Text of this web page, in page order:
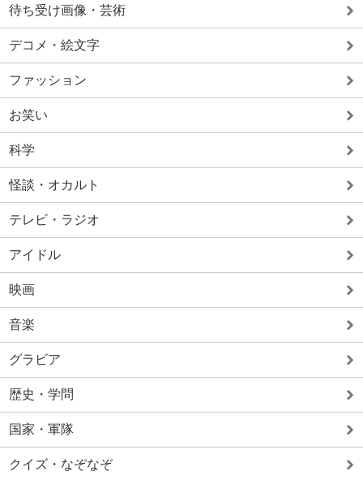
待ち受け画像・芸術
デコメ・絵文字
ファッション
お笑い
科学
怪談・オカルト
テレビ・ラジオ
アイドル
映画
音楽
グラビア
歴史・学問
国家・軍隊
クイズ・なぞなぞ